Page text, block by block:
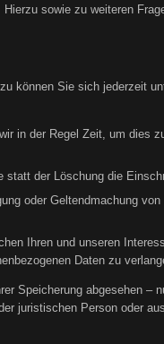
sowie zu weiteren
können Sie sich jederzeit
in der Regel Zeit, um dies
der Löschung die
oder Geltendmachung
Ihren und unseren
Daten zu
Speicherung abgesehen –
juristischen Person oder